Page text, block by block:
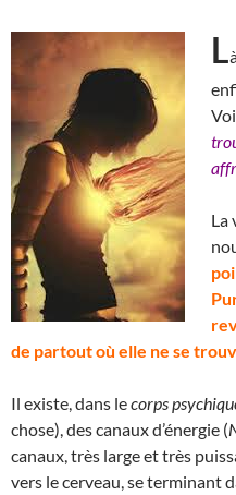
L
La
de partout où elle ne se
Il existe, dans lecorps
chose), des canaux d’énergie (
canaux, très large et très
vers le cerveau, se terminant